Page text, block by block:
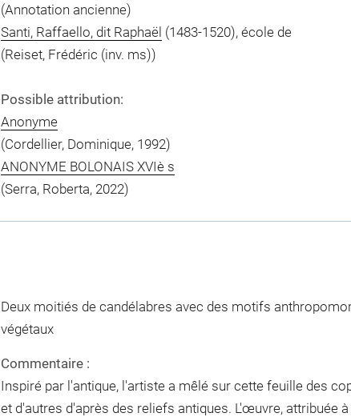
(Annotation ancienne)
Santi, Raffaello, dit Raphaël (1483-1520), école de
(Reiset, Frédéric (inv. ms))
Possible attribution:
Anonyme
(Cordellier, Dominique, 1992)
ANONYME BOLONAIS XVIè s
(Serra, Roberta, 2022)
Deux moitiés de candélabres avec des motifs
végétaux
Commentaire :
Inspiré par l'antique, l'artiste a mêlé sur cette feuille des
et d'autres d'après des reliefs antiques. L'œuvre, attribuée